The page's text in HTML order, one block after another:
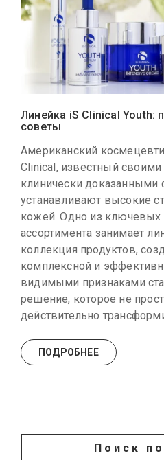
Линейка iS Clinical Youth:
советы
Американский
Clinical, известный
клинически
устанавливают высокие
кожей. Одно из ключевых
ассортимента занимает
коллекция продуктов,
комплексной и
видимыми признаками
решение, которое не
действительно
ПОДРОБНЕЕ
Поиск